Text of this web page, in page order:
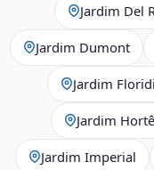
Jardim Del
Jardim Dumont
Jardim
Jardim
Jardim Imperial